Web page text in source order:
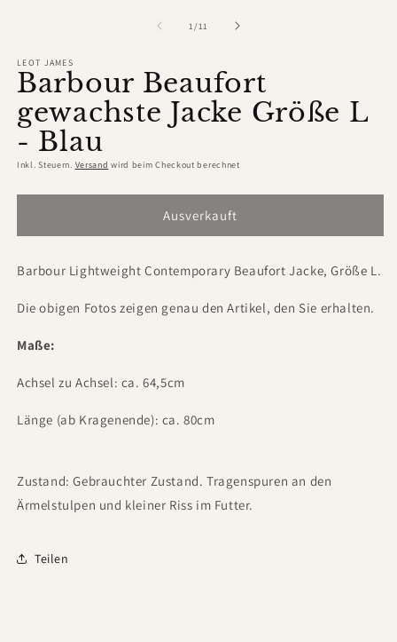
1 /von
11
LEOT JAMES
Barbour Beaufort
gewachste Jacke Größe L
- Blau
Inkl. Steuern. Versand wird beim Checkout berechnet
Ausverkauft
Barbour Lightweight Contemporary Beaufort Jacke, Größe L.
Die obigen Fotos zeigen genau den Artikel, den Sie erhalten.
Maße:
Achsel zu Achsel: ca. 64,5cm
Länge (ab Kragenende): ca. 80cm
Zustand: Gebrauchter Zustand. Tragenspuren an den
Ärmelstulpen und kleiner Riss im Futter.
Teilen